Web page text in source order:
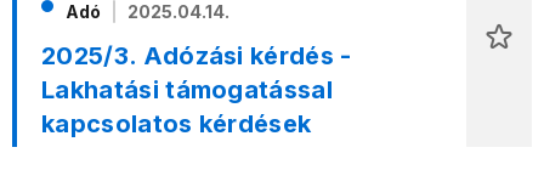
Adó 2025.04.14.
2025/3. Adózási kérdés -
Lakhatási támogatással
kapcsolatos kérdések